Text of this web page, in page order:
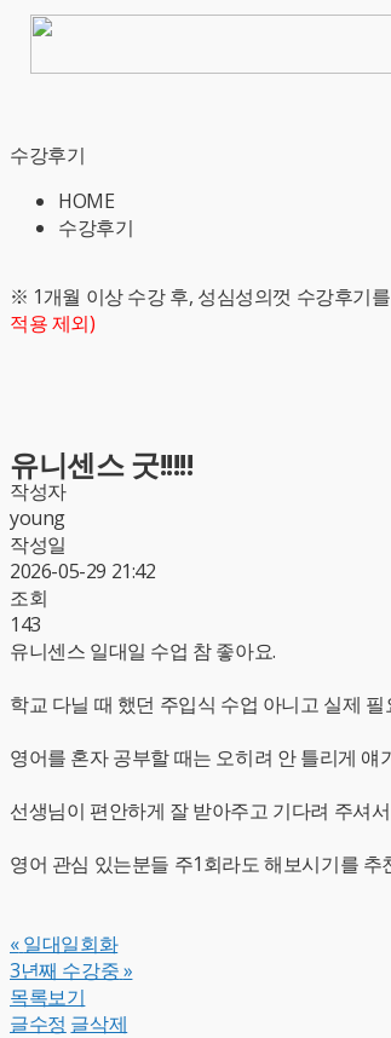
수강후기
HOME
수강후기
※ 1개월 이상 수강 후, 성심성의껏 수강후기
적용 제외)
유니센스 굿!!!!!
작성자
young
작성일
2026-05-29 21:42
조회
143
유니센스 일대일 수업 참 좋아요.
학교 다닐 때 했던 주입식 수업 아니고 실제
영어를 혼자 공부할 때는 오히려 안 틀리게
선생님이 편안하게 잘 받아주고 기다려 주셔
영어 관심 있는분들 주1회라도 해보시기를 추
«일대일회화
3년째 수강중»
목록보기
글수정 글삭제